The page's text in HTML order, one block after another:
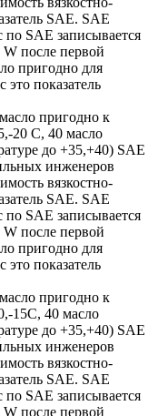
SAE. SAE
по SAE записывается
W после первой
пригодно для
показатель
пригодно к
20 С, 40 масло
до +35,+40) SAE
инженеров
вязкостно-
SAE. SAE
по SAE записывается
W после первой
пригодно для
показатель
пригодно к
15С, 40 масло
до +35,+40) SAE
инженеров
вязкостно-
SAE. SAE
по SAE записывается
W после первой